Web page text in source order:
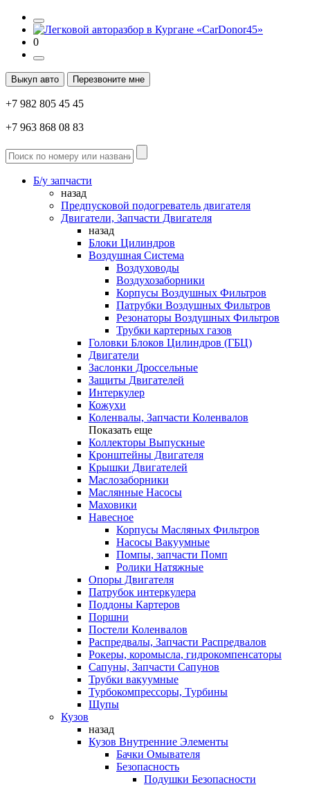
0
Выкуп авто Перезвоните мне
+7 982 805 45 45
+7 963 868 08 83
Б/у запчасти
назад
Предпусковой подогреватель двигателя
Двигатели, Запчасти Двигателя
назад
Блоки Цилиндров
Воздушная Система
Воздуховоды
Воздухозаборники
Корпусы Воздушных Фильтров
Патрубки Воздушных Фильтров
Резонаторы Воздушных Фильтров
Трубки картерных газов
Головки Блоков Цилиндров (ГБЦ)
Двигатели
Заслонки Дроссельные
Защиты Двигателей
Интеркулер
Кожухи
Коленвалы, Запчасти Коленвалов
Показать еще
Коллекторы Выпускные
Кронштейны Двигателя
Крышки Двигателей
Маслозаборники
Маслянные Насосы
Маховики
Навесное
Корпусы Масляных Фильтров
Насосы Вакуумные
Помпы, запчасти Помп
Ролики Натяжные
Опоры Двигателя
Патрубок интеркулера
Поддоны Картеров
Поршни
Постели Коленвалов
Распредвалы, Запчасти Распредвалов
Рокеры, коромысла, гидрокомпенсаторы
Сапуны, Запчасти Сапунов
Трубки вакуумные
Турбокомпрессоры, Турбины
Щупы
Кузов
назад
Кузов Внутренние Элементы
Бачки Омывателя
Безопасность
Подушки Безопасности